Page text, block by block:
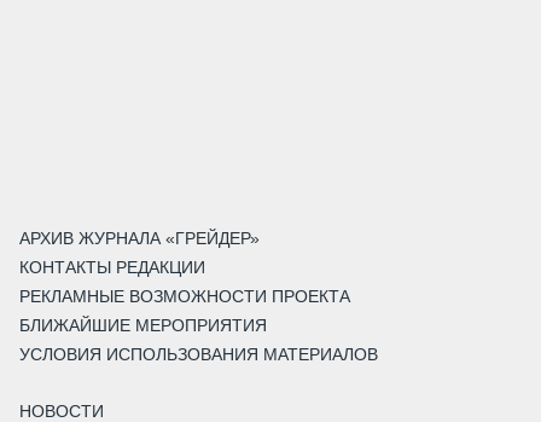
АРХИВ ЖУРНАЛА «ГРЕЙДЕР»
КОНТАКТЫ РЕДАКЦИИ
РЕКЛАМНЫЕ ВОЗМОЖНОСТИ ПРОЕКТА
БЛИЖАЙШИЕ МЕРОПРИЯТИЯ
УСЛОВИЯ ИСПОЛЬЗОВАНИЯ МАТЕРИАЛОВ
НОВОСТИ